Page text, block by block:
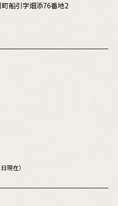
船引字畑添76番地2
現在）